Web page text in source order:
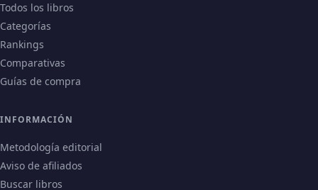
Todos los libros
Categorías
Rankings
Comparativas
Guías de compra
INFORMACIÓN
Metodología editorial
Aviso de afiliados
Buscar libros